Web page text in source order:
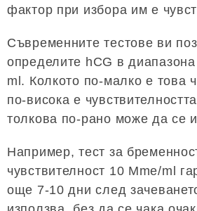
фактор при избора им е
Съвременните тестове ви
определите hCG в
ml. Колкото по-малко е това
по-висока е
толкова по-рано може да се
Например, тест за
чувствителност 10 Mme/ml
още 7-10 дни след